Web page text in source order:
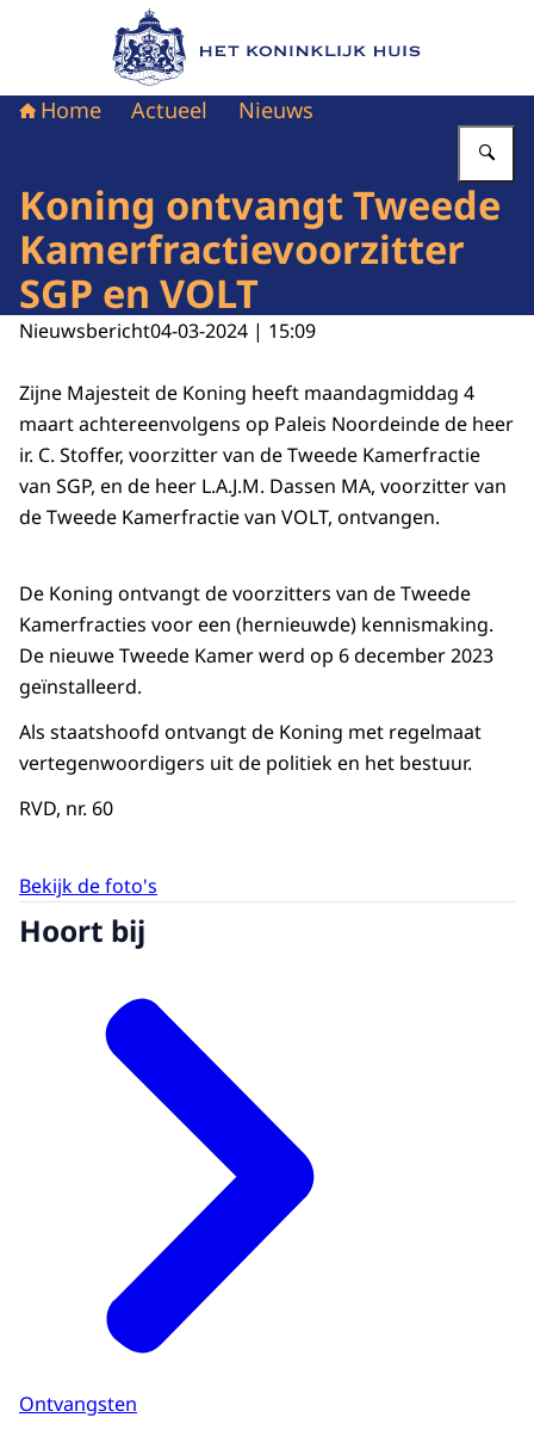
Naar de homepage van Het Koninklijk Huis
Home Actueel Nieuws
Koning ontvangt Tweede
Kamerfractievoorzitter
SGP en VOLT
Nieuwsbericht04-03-2024 | 15:09
Zijne Majesteit de Koning heeft maandagmiddag 4
maart achtereenvolgens op Paleis Noordeinde de heer
ir. C. Stoffer, voorzitter van de Tweede Kamerfractie
van SGP, en de heer L.A.J.M. Dassen MA, voorzitter van
de Tweede Kamerfractie van VOLT, ontvangen.
De Koning ontvangt de voorzitters van de Tweede
Kamerfracties voor een (hernieuwde) kennismaking.
De nieuwe Tweede Kamer werd op 6 december 2023
geïnstalleerd.
Als staatshoofd ontvangt de Koning met regelmaat
vertegenwoordigers uit de politiek en het bestuur.
RVD, nr. 60
Bekijk de foto's
Hoort bij
Ontvangsten